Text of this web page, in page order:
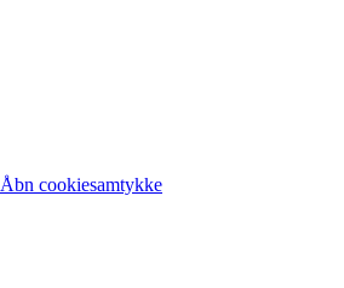
Åbn cookiesamtykke